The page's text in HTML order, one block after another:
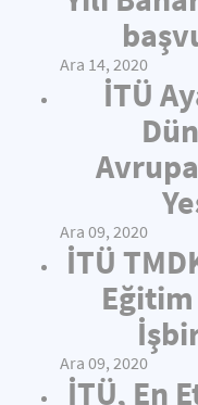
Ara 14, 2020
İTÜ
Ara 09, 2020
İTÜ
Ara 09, 2020
İTÜ, En